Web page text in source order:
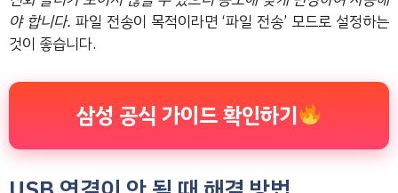
야 합니다. 파일 전송이 목적이라면 ‘파일 전송’ 모드로 설정하는
것이 좋습니다.
삼성 공식 가이드 확인하기